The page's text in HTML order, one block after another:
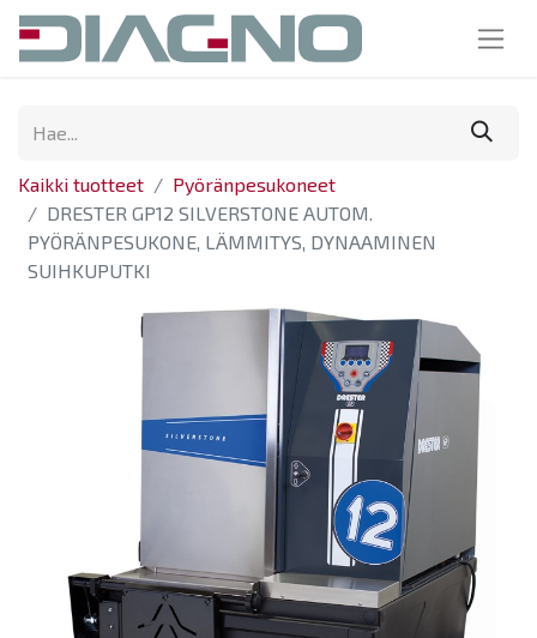
Kaikki tuotteet
Pyöränpesukoneet
DRESTER GP12 SILVERSTONE AUTOM.
PYÖRÄNPESUKONE, LÄMMITYS, DYNAAMINEN
SUIHKUPUTKI